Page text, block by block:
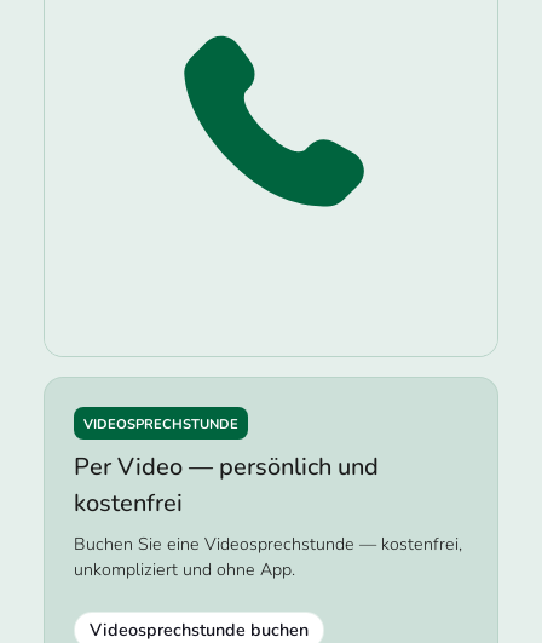
VIDEOSPRECHSTUNDE
Per Video — persönlich und
kostenfrei
Buchen Sie eine Videosprechstunde — kostenfrei,
unkompliziert und ohne App.
Videosprechstunde buchen